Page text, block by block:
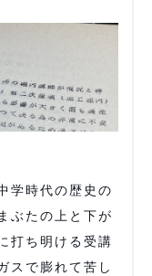
学時代の歴史の
ぶたの上と下が
打ち明ける受講
スで膨れて苦し